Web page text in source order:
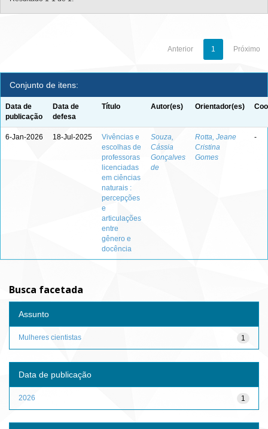
Anterior 1 Próximo
Conjunto de itens:
Data de
publicação
Data de
defesa
Título Autor(es) Orientador(es)
6-Jan-2026 18-Jul-2025
Vivências e
escolhas de
professoras
licenciadas
em ciências
naturais :
percepções
e
articulações
entre
gênero e
docência
Souza,
Cássia
Gonçalves
de
Rotta, Jeane
Cristina
Gomes
-
Busca facetada
Assunto
1
Mulheres cientistas
Data de publicação
1
2026